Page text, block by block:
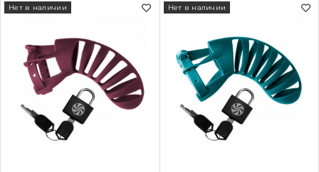
Нет в наличии Нет в наличии